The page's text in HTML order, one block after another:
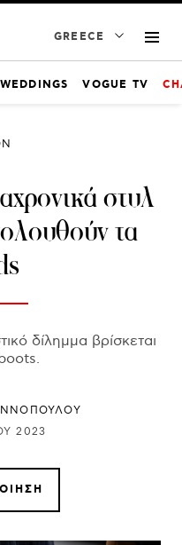
GREECE
WEDDINGS VOGUE TV
στυλ
τα
δίλημμα βρίσκεται
2023